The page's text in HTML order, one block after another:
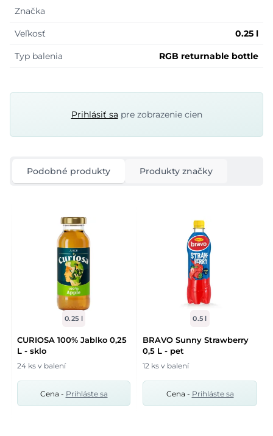
Label
Value
Značka
Veľkosť 0.25 l
Typ balenia RGB returnable bottle
Prihlásiť sa pre zobrazenie cien
Podobné produkty Produkty značky
0.25 l
CURIOSA 100% Jablko 0,25
L - sklo
24 ks v balení
Cena - Prihláste sa
0.5 l
BRAVO Sunny Strawberry
0,5 L - pet
12 ks v balení
Cena - Prihláste sa